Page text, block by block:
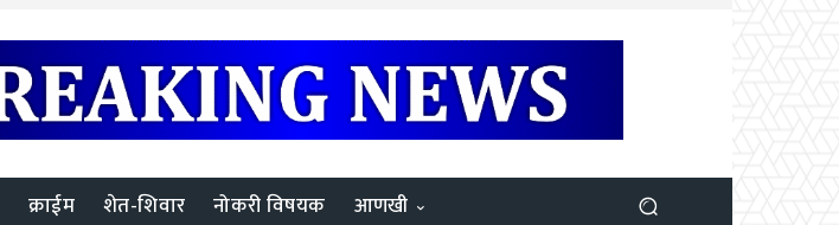
क्राईम शेत-शिवार नोकरी विषयक आणखी